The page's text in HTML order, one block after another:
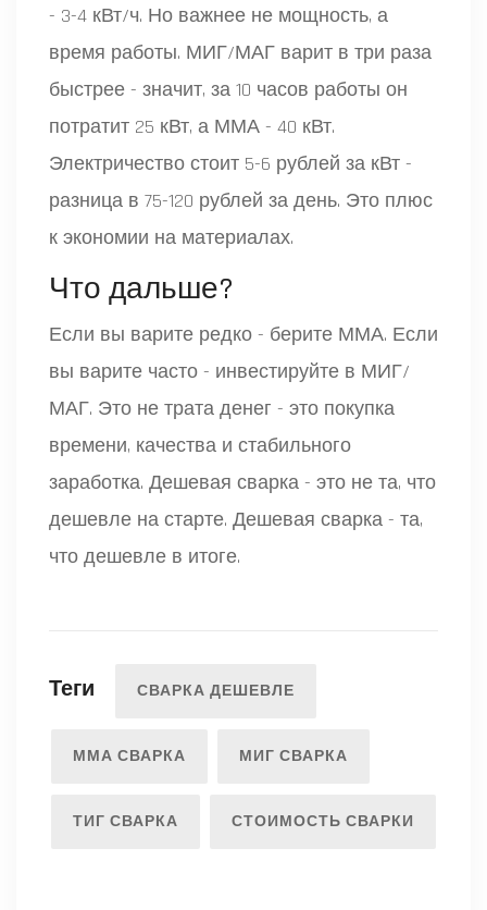
- 3-4 кВт/ч. Но важнее не мощность, а
время работы. МИГ/МАГ варит в три раза
быстрее - значит, за 10 часов работы он
потратит 25 кВт, а ММА - 40 кВт.
Электричество стоит 5-6 рублей за кВт -
разница в 75-120 рублей за день. Это плюс
к экономии на материалах.
Что дальше?
Если вы варите редко - берите ММА. Если
вы варите часто - инвестируйте в МИГ/
МАГ. Это не трата денег - это покупка
времени, качества и стабильного
заработка. Дешевая сварка - это не та, что
дешевле на старте. Дешевая сварка - та,
что дешевле в итоге.
Теги СВАРКА ДЕШЕВЛЕ
ММА СВАРКА МИГ СВАРКА
ТИГ СВАРКА СТОИМОСТЬ СВАРКИ